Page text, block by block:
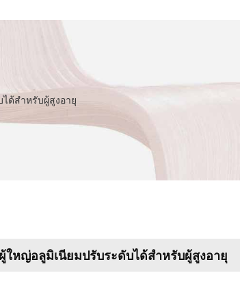
ด้สำหรับผู้สูงอายุ
ใหญ่อลูมิเนียมปรับระดับได้สำหรับผู้สูงอายุ